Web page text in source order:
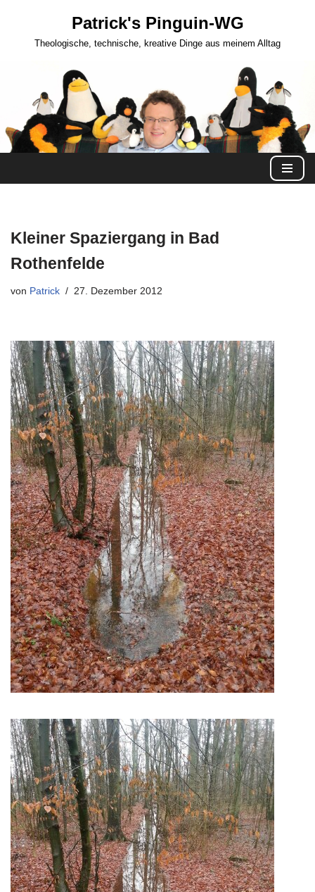
Patrick's Pinguin-WG
Theologische, technische, kreative Dinge aus meinem Alltag
Kleiner Spaziergang in Bad
Rothenfelde
von Patrick 27. Dezember 2012